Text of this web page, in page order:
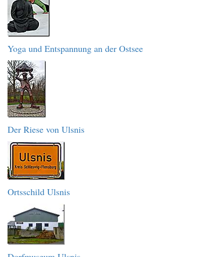
Yoga und Entspannung an der Ostsee
Der Riese von Ulsnis
Ortsschild Ulsnis